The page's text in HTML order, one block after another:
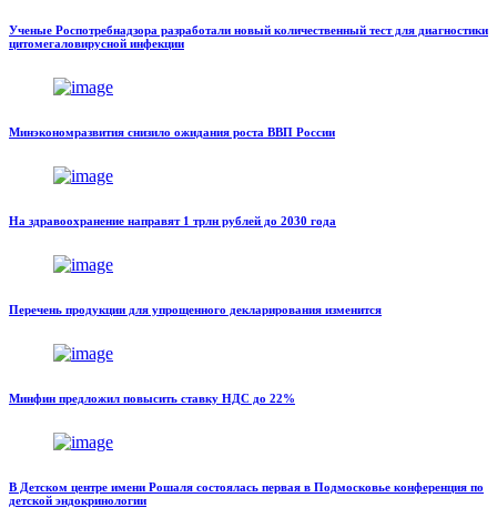
Ученые Роспотребнадзора разработали новый количественный тест для диагностики
цитомегаловирусной инфекции
Минэкономразвития снизило ожидания роста ВВП России
На здравоохранение направят 1 трлн рублей до 2030 года
Перечень продукции для упрощенного декларирования изменится
Минфин предложил повысить ставку НДС до 22%
В Детском центре имени Рошаля состоялась первая в Подмосковье конференция по
детской эндокринологии